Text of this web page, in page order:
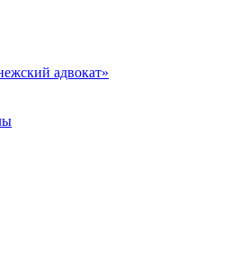
адвокат»